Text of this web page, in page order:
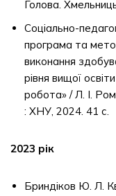
Голова.
Соціально-
програма та
виконання
рівня вищої
робота» / Л. І.
: ХНУ, 2024. 41 с.
2023 рік
Бриндіков Ю. Л.